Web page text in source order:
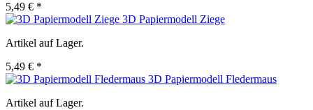
5,49 € *
3D Papiermodell Ziege
Artikel auf Lager.
5,49 € *
3D Papiermodell Fledermaus
Artikel auf Lager.